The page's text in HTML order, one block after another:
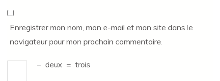
Enregistrer mon nom, mon e-mail et mon site dans le
navigateur pour mon prochain commentaire.
− deux = trois